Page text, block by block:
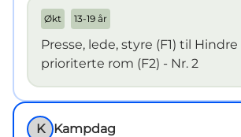
Økt 13-19 år
Presse, lede, styre (F1) til
prioriterte rom (F2) - Nr. 2
K Kampdag